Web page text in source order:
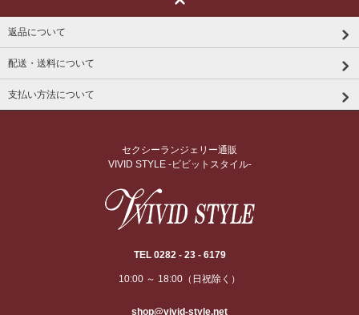
返品について
配送・送料について
支払い方法について
セクシーランジェリー通販
VIVID STYLE -ビビットスタイル-
TEL 0282 - 23 - 6179
10:00 ～ 18:00（日祝除く）
shop@vivid-style.net